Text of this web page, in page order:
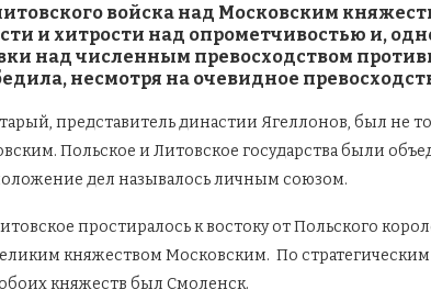
войска над Московским
и хитрости над опрометчивостью и,
над численным превосходством
несмотря на очевидное
представитель династии Ягеллонов, был не
Польское и Литовское государства были
дел называлось личным союзом.
простиралось к востоку от Польского
княжеством Московским. По
княжеств был Смоленск.